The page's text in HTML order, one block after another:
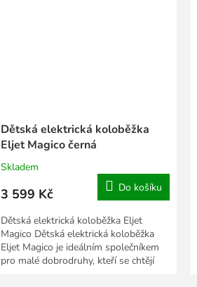
Dětská elektrická koloběžka
Eljet Magico černá
Skladem
3 599 Kč Do košíku
Dětská elektrická koloběžka Eljet
Magico Dětská elektrická koloběžka
Eljet Magico je ideálním společníkem
pro malé dobrodruhy, kteří se chtějí